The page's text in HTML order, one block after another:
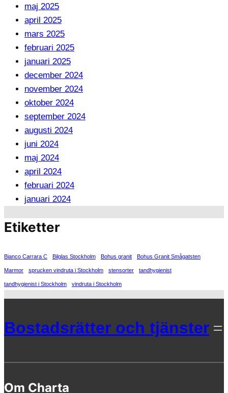
maj 2025
april 2025
mars 2025
februari 2025
januari 2025
december 2024
november 2024
oktober 2024
september 2024
augusti 2024
juni 2024
maj 2024
april 2024
februari 2024
januari 2024
Etiketter
Bianco Carrara C Bilglas Stockholm Bohus granit Bohus Granit Smågatsten
Marmor sprucken vindruta i Stockholm stensorter tandhygienist
tandhygienist i Stockholm vindruta i Stockholm
Bostadsrätter och tjänster
Om Charta